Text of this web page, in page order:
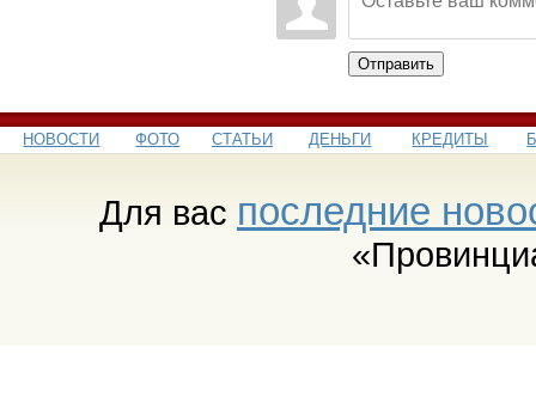
Отправить
НОВОСТИ ФОТО СТАТЬИ ДЕНЬГИ КРЕДИТЫ
Для вас последние